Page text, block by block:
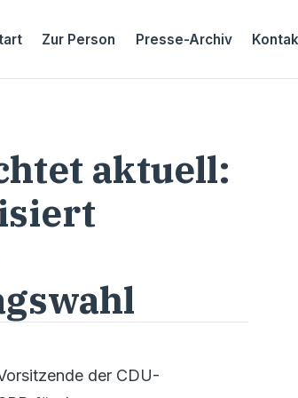
Zur Person Presse-Archiv
aktuell:
der CDU-